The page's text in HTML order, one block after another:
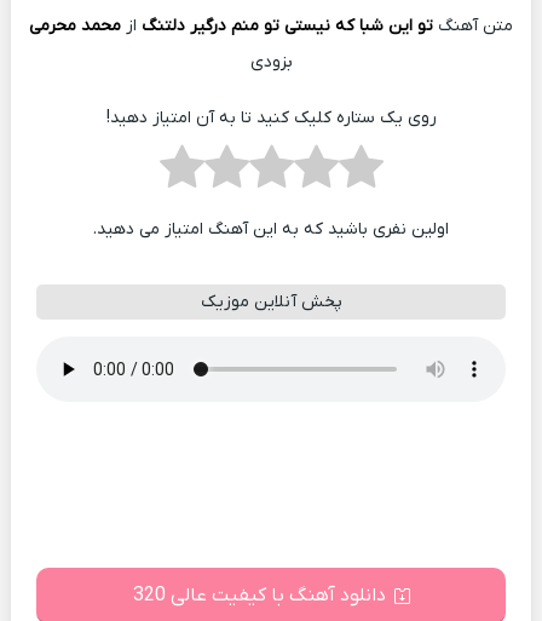
متن آهنگ تو این شبا که نیستی تو منم درگیر دلتنگ از محمد محرمی
بزودی
روی یک ستاره کلیک کنید تا به آن امتیاز دهید!
اولین نفری باشید که به این آهنگ امتیاز می دهید.
پخش آنلاین موزیک
دانلود آهنگ با کیفیت عالی 320